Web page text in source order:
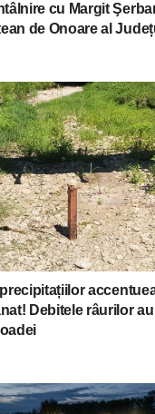
cu Margit
de Onoare al
Debitele râurilor